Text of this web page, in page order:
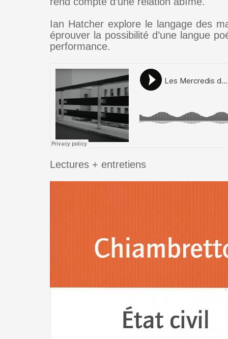
Ian Hatcher explore le langage des
éprouver la possibilité d’une langue
performance.
Lectures + entretiens